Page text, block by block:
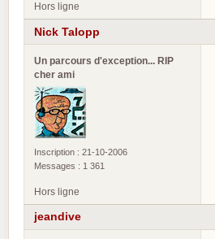
Hors ligne
Nick Talopp
Un parcours d'exception... RIP
cher ami
Inscription : 21-10-2006
Messages : 1 361
Hors ligne
jeandive